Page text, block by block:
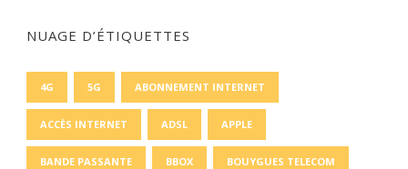
NUAGE D’ÉTIQUETTES
4G 5G ABONNEMENT INTERNET
ACCÈS INTERNET ADSL APPLE
BANDE PASSANTE BBOX BOUYGUES TELECOM